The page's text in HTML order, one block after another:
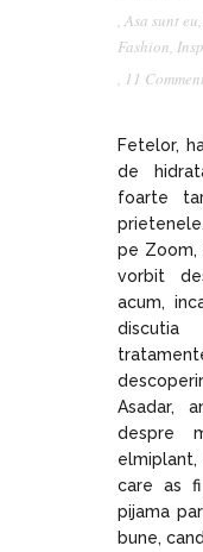
, Asa sunt eu,
Fashion,
, 11
Fetelor,
de
foarte
pe
vorbit
acum,
Asadar,
despre
care as
pijama
bune,